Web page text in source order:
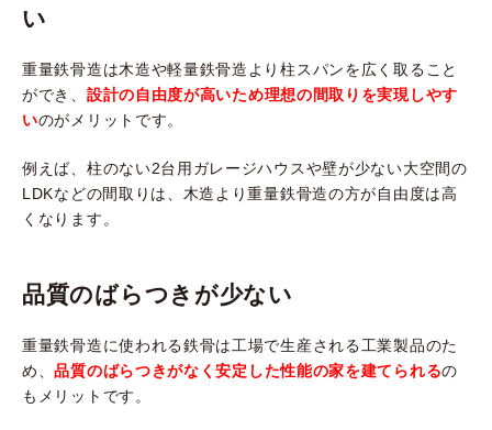
い
重量鉄骨造は木造や軽量鉄骨造より柱スパンを広く取ること
ができ、 設計の自由度が高いため理想の間取りを実現しやす
いのがメリットです。
例えば、柱のない2台用ガレージハウスや壁が少ない大空間の
LDKなどの間取りは、木造より重量鉄骨造の方が自由度は高
くなります。
品質のばらつきが少ない
重量鉄骨造に使われる鉄骨は工場で生産される工業製品のた
め、品質のばらつきがなく安定した性能の家を建てられるの
もメリットです。